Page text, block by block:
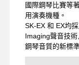
國際鋼琴比賽等
用演奏機種。
SK-EX 和 EX均
Imaging聲音技
鋼琴音質的新標